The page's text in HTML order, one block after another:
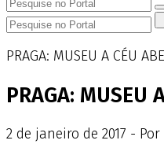
PRAGA: MUSEU A CÉU
PRAGA: MUSEU
2 de janeiro de 2017 -